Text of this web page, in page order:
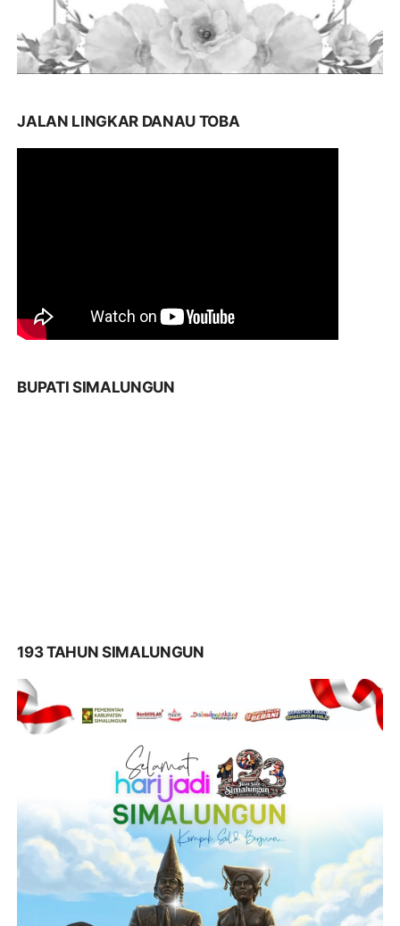
JALAN LINGKAR DANAU TOBA
BUPATI SIMALUNGUN
193 TAHUN SIMALUNGUN